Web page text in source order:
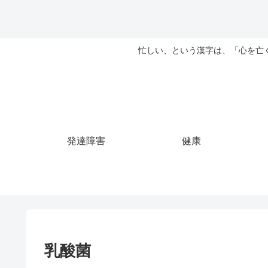
忙しい、という漢字は、「心を
発達障害 健康
乳酸菌